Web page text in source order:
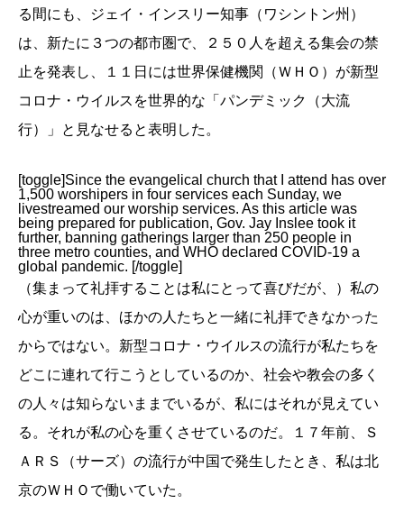
る間にも、ジェイ・インスリー知事（ワシントン州）
は、新たに３つの都市圏で、２５０人を超える集会の禁
止を発表し、１１日には世界保健機関（ＷＨＯ）が新型
コロナ・ウイルスを世界的な「パンデミック（大流
行）」と見なせると表明した。
[toggle]Since the evangelical church that I attend has over
1,500 worshipers in four services each Sunday, we
livestreamed our worship services. As this article was
being prepared for publication, Gov. Jay Inslee took it
further, banning gatherings larger than 250 people in
three metro counties, and WHO declared COVID-19 a
global pandemic. [/toggle]
（集まって礼拝することは私にとって喜びだが、）私の
心が重いのは、ほかの人たちと一緒に礼拝できなかった
からではない。新型コロナ・ウイルスの流行が私たちを
どこに連れて行こうとしているのか、社会や教会の多く
の人々は知らないままでいるが、私にはそれが見えてい
る。それが私の心を重くさせているのだ。１７年前、Ｓ
ＡＲＳ（サーズ）の流行が中国で発生したとき、私は北
京のＷＨＯで働いていた。